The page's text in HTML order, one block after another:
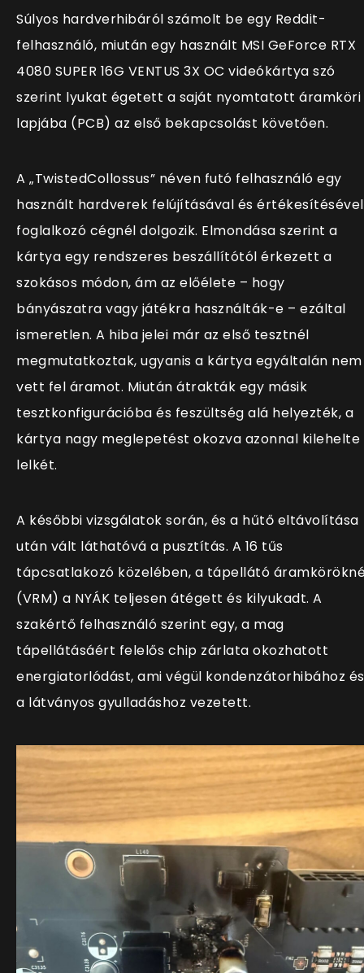
Súlyos hardverhibáról számolt be egy Reddit-
felhasználó, miután egy használt MSI GeForce RTX
4080 SUPER 16G VENTUS 3X OC videókártya szó
szerint lyukat égetett a saját nyomtatott áramköri
lapjába (PCB) az első bekapcsolást követően.
A „TwistedCollossus” néven futó felhasználó egy
használt hardverek felújításával és értékesítésével
foglalkozó cégnél dolgozik. Elmondása szerint a
kártya egy rendszeres beszállítótól érkezett a
szokásos módon, ám az előélete – hogy
bányászatra vagy játékra használták-e – ezáltal
ismeretlen. A hiba jelei már az első tesztnél
megmutatkoztak, ugyanis a kártya egyáltalán nem
vett fel áramot. Miután átrakták egy másik
tesztkonfigurációba és feszültség alá helyezték, a
kártya nagy meglepetést okozva azonnal kilehelte
lelkét.
A későbbi vizsgálatok során, és a hűtő eltávolítása
után vált láthatóvá a pusztítás. A 16 tűs
tápcsatlakozó közelében, a tápellátó
(VRM) a NYÁK teljesen átégett és kilyukadt. A
szakértő felhasználó szerint egy, a mag
tápellátásáért felelős chip zárlata okozhatott
energiatorlódást, ami végül kondenzátorhibához és
a látványos gyulladáshoz vezetett.